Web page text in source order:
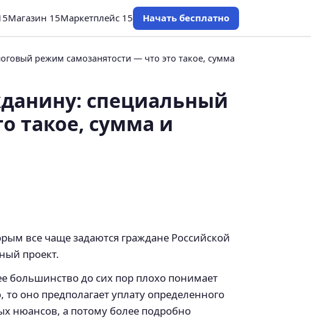
Магазин 15Маркетплейс 15 Начать бесплатно
режим самозанятости — что это такое, сумма
специальный
такое, сумма и
все чаще задаются граждане Российской
проект.
большинство до сих пор плохо понимает
оно предполагает уплату определенного
нюансов, а потому более подробно